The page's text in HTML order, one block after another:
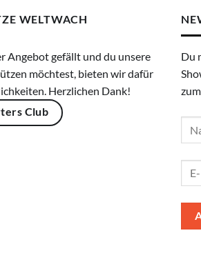
WELTWACH
Angebot gefällt und du unsere
möchtest, bieten wir dafür
Herzlichen Dank!
Club
Du